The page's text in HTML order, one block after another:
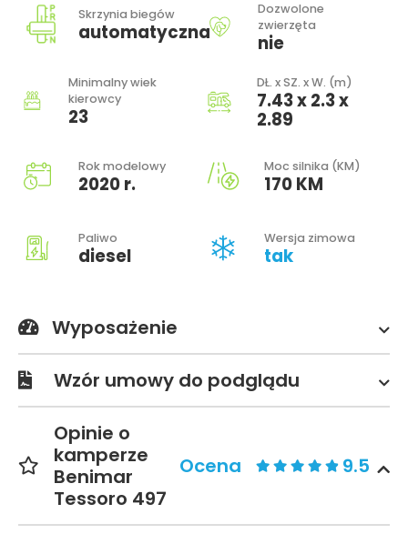
Skrzynia biegów
automatyczna
Dozwolone
zwierzęta
nie
Minimalny wiek
kierowcy
23
DŁ. x SZ. x W. (m)
7.43 x 2.3 x
2.89
Rok modelowy
2020 r.
Moc silnika (KM)
170 KM
Paliwo
diesel
Wersja zimowa
tak
Wyposażenie
Wzór umowy do podglądu
Opinie o
kamperze
Benimar
Tessoro 497
Ocena 9.5